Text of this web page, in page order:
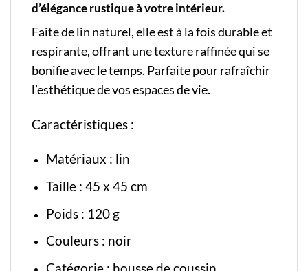
d’élégance rustique à votre intérieur.
Faite de lin naturel, elle est à la fois durable et
respirante, offrant une texture raffinée qui se
bonifie avec le temps. Parfaite pour rafraîchir
l’esthétique de vos espaces de vie.
Caractéristiques :
Matériaux : lin
Taille : 45 x 45 cm
Poids : 120 g
Couleurs : noir
Catégorie : housse de coussin